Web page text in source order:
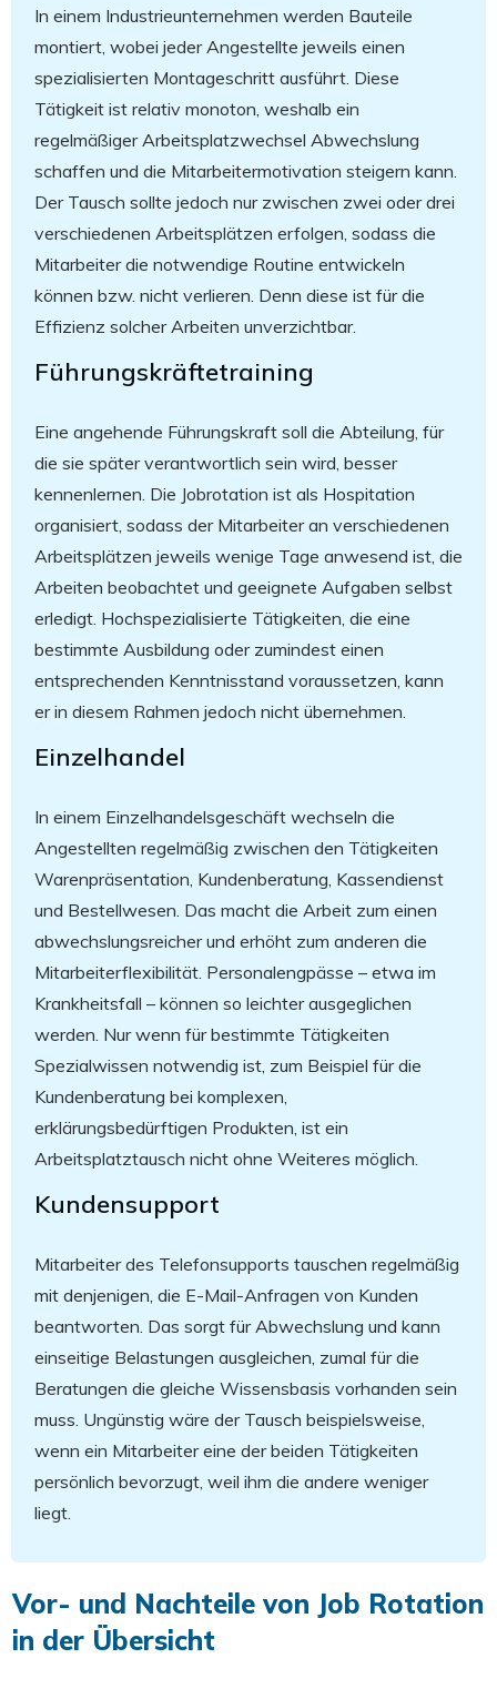
In einem Industrieunternehmen werden Bauteile
montiert, wobei jeder Angestellte jeweils einen
spezialisierten Montageschritt ausführt. Diese
Tätigkeit ist relativ monoton, weshalb ein
regelmäßiger Arbeitsplatzwechsel Abwechslung
schaffen und die Mitarbeitermotivation steigern kann.
Der Tausch sollte jedoch nur zwischen zwei oder drei
verschiedenen Arbeitsplätzen erfolgen, sodass die
Mitarbeiter die notwendige Routine entwickeln
können bzw. nicht verlieren. Denn diese ist für die
Effizienz solcher Arbeiten unverzichtbar.
Führungskräftetraining
Eine angehende Führungskraft soll die Abteilung, für
die sie später verantwortlich sein wird, besser
kennenlernen. Die Jobrotation ist als Hospitation
organisiert, sodass der Mitarbeiter an verschiedenen
Arbeitsplätzen jeweils wenige Tage anwesend ist, die
Arbeiten beobachtet und geeignete Aufgaben selbst
erledigt. Hochspezialisierte Tätigkeiten, die eine
bestimmte Ausbildung oder zumindest einen
entsprechenden Kenntnisstand voraussetzen, kann
er in diesem Rahmen jedoch nicht übernehmen.
Einzelhandel
In einem Einzelhandelsgeschäft wechseln die
Angestellten regelmäßig zwischen den Tätigkeiten
Warenpräsentation, Kundenberatung, Kassendienst
und Bestellwesen. Das macht die Arbeit zum einen
abwechslungsreicher und erhöht zum anderen die
Mitarbeiterflexibilität. Personalengpässe – etwa im
Krankheitsfall – können so leichter ausgeglichen
werden. Nur wenn für bestimmte Tätigkeiten
Spezialwissen notwendig ist, zum Beispiel für die
Kundenberatung bei komplexen,
erklärungsbedürftigen Produkten, ist ein
Arbeitsplatztausch nicht ohne Weiteres möglich.
Kundensupport
Mitarbeiter des Telefonsupports tauschen regelmäßig
mit denjenigen, die E-Mail-Anfragen von Kunden
beantworten. Das sorgt für Abwechslung und kann
einseitige Belastungen ausgleichen, zumal für die
Beratungen die gleiche Wissensbasis vorhanden sein
muss. Ungünstig wäre der Tausch beispielsweise,
wenn ein Mitarbeiter eine der beiden Tätigkeiten
persönlich bevorzugt, weil ihm die andere weniger
liegt.
Vor- und Nachteile von Job Rotation
in der Übersicht